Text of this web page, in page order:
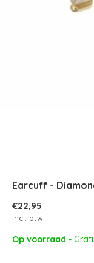
Earcuff -
€22,95
Incl. btw
Op voorraad -